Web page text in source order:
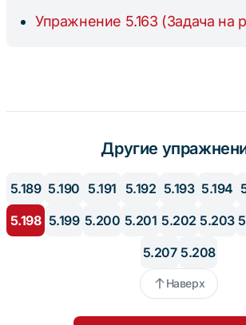
{25}
Упражнение 5.163 (Задача на
Другие
5.189 5.190 5.191 5.192 5.193 5.194
5.198 5.199 5.200 5.201 5.202 5.203
5.207 5.208
Наверх